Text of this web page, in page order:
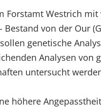
Forstamt Westrich
von der Our
genetische
Analysen von
untersucht
höhere